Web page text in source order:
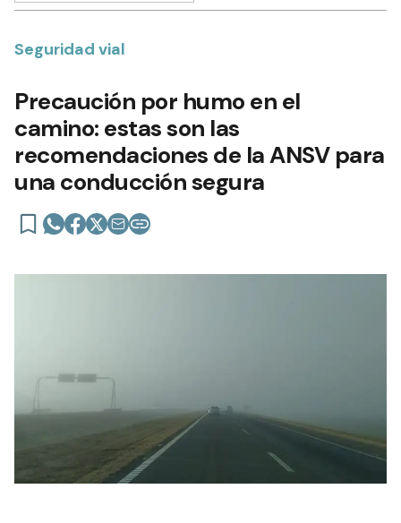
Seguridad vial
Precaución por humo en el
camino: estas son las
recomendaciones de la ANSV para
una conducción segura